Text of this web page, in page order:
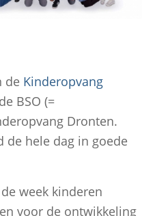
de Kinderopvang
BSO (=
Dronten.
de hele dag in goede
week kinderen
voor de ontwikkeling